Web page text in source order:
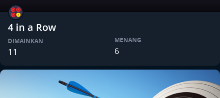
4 in a Row
DIMAINKAN
11
MENANG
6